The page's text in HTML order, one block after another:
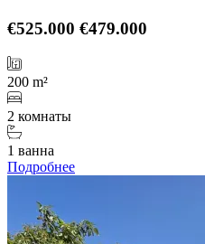
€525.000 €479.000
200 m²
2 комнаты
1 ванна
Подробнее